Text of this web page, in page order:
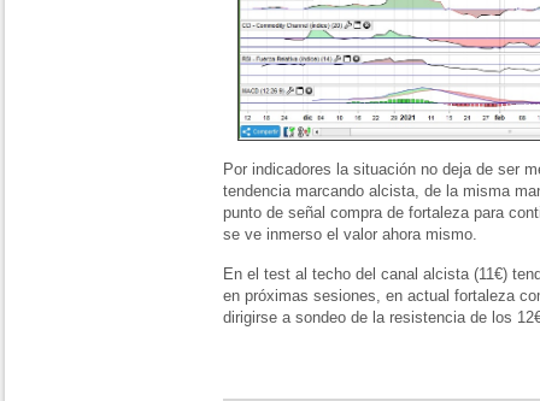
Por indicadores la situación no deja de ser
tendencia marcando alcista, de la misma
punto de señal compra de fortaleza para
se ve inmerso el valor ahora mismo.
En el test al techo del canal alcista (11€)
en próximas sesiones, en actual fortaleza
dirigirse a sondeo de la resistencia de los